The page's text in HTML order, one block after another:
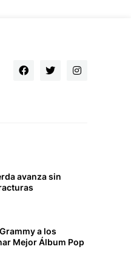
avanza sin
a los
Mejor Álbum Pop